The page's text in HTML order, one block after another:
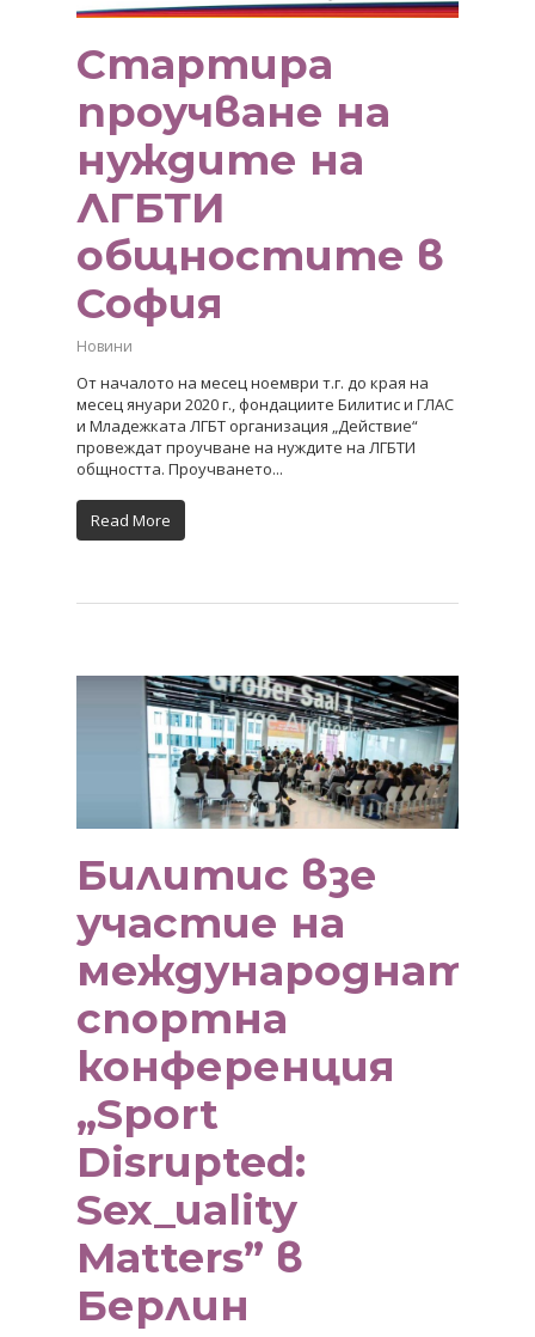
Стартира
проучване на
нуждите на
ЛГБТИ
общностите в
София
Новини
От началото на месец ноември т.г. до края на
месец януари 2020 г., фондациите Билитис и ГЛАС
и Младежката ЛГБТ организация „Действие“
провеждат проучване на нуждите на ЛГБТИ
общността. Проучването...
Read More
Билитис взе
участие на
международната
спортна
конференция
„Sport
Disrupted:
Sex_uality
Matters” в
Берлин